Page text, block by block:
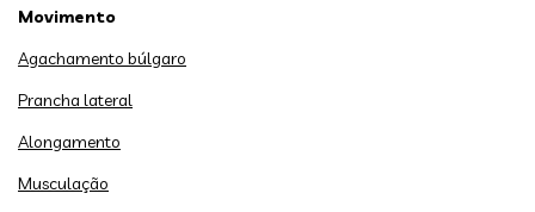
Movimento
Agachamento búlgaro
Prancha lateral
Alongamento
Musculação